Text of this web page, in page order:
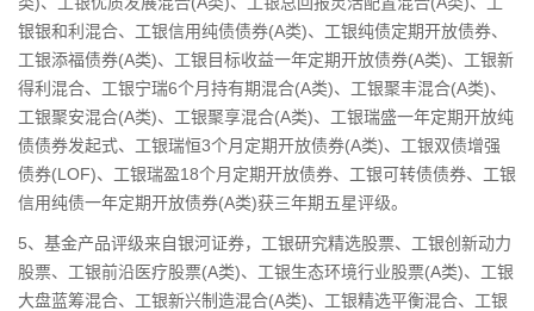
银银和利混合、工银信用纯债债券(A类)、工银纯债定期开放债券、
工银添福债券(A类)、工银目标收益一年定期开放债券(A类)、工银新
得利混合、工银宁瑞6个月持有期混合(A类)、工银聚丰混合(A类)、
工银聚安混合(A类)、工银聚享混合(A类)、工银瑞盛一年定期开放纯
债债券发起式、工银瑞恒3个月定期开放债券(A类)、工银双债增强
债券(LOF)、工银瑞盈18个月定期开放债券、工银可转债债券、工银
信用纯债一年定期开放债券(A类)获三年期五星评级。
5、基金产品评级来自银河证券，工银研究精选股票、工银创新动力
股票、工银前沿医疗股票(A类)、工银生态环境行业股票(A类)、工银
大盘蓝筹混合、工银新兴制造混合(A类)、工银精选平衡混合、工银